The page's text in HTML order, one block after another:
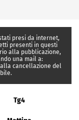
presi da internet,
presenti in questi
alla pubblicazione,
una mail a:
cancellazione del
Tg4